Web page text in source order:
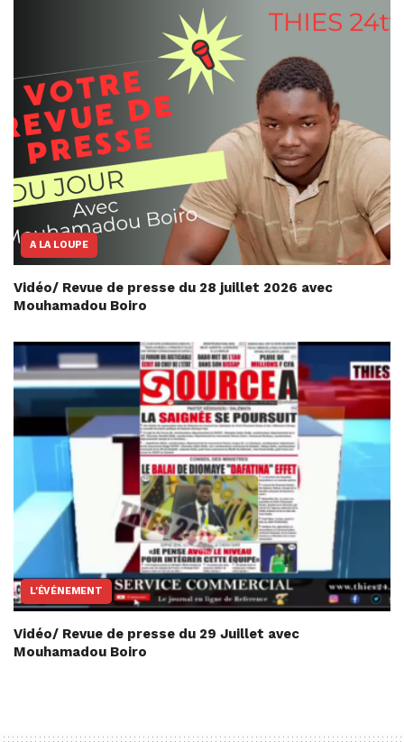
A LA LOUPE
Vidéo/ Revue de presse du 28 juillet 2026 avec
Mouhamadou Boiro
L'ÉVÉNEMENT
Vidéo/ Revue de presse du 29 Juillet avec
Mouhamadou Boiro